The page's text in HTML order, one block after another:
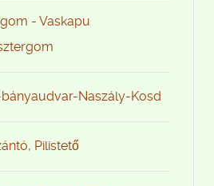
- Vaskapu
bányaudvar-Naszály-Kosd
Pilistető